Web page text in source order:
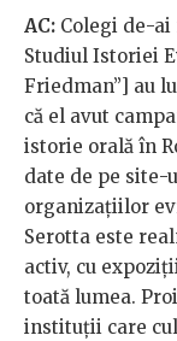
AC: Colegi de-ai
Studiul Istoriei
Friedman”] au
că el avut
istorie orală în
date de pe site-
organizațiilor
Serotta este
activ, cu
toată lumea.
instituții care